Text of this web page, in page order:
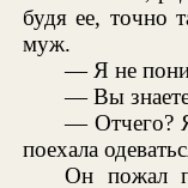
будя ее, точно
муж.
— Я не
— Вы
— Отчего?
поехала
Он пожал